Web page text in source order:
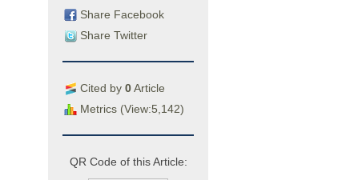
Share Facebook
Share Twitter
Cited by 0Article
Metrics (View:5,142)
QR Code of this Article: